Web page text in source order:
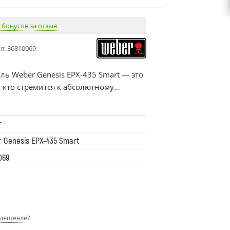
за отзыв
36810069
Weber Genesis EPX-435 Smart — это
стремится к абсолютному
и модульная система Weber
этот гриль в
пиццу, сочные бургеры и сложные
Genesis EPX-435 Smart